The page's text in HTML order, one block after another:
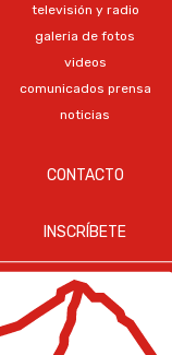
televisión y radio
galeria de fotos
videos
comunicados prensa
noticias
CONTACTO
INSCRÍBETE